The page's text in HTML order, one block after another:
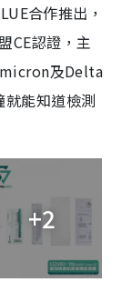
合作推出，
CE認證，主
及Delta
能知道檢測
+2